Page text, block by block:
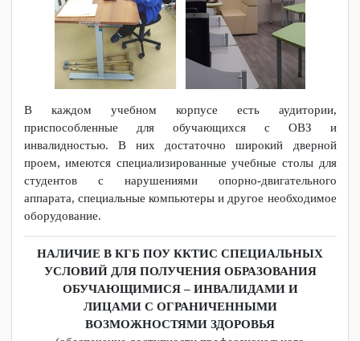
В колледже имеется инновационное оборудование для
организации образовательного процесса и коррекционно-
реабилитационной работы с обучающимися с
нарушениями опорно-двигательного аппарата.